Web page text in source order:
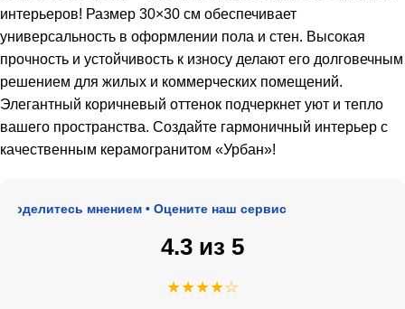
интерьеров! Размер 30×30 см обеспечивает
универсальность в оформлении пола и стен. Высокая
прочность и устойчивость к износу делают его долговечным
решением для жилых и коммерческих помещений.
Элегантный коричневый оттенок подчеркнет уют и тепло
вашего пространства. Создайте гармоничный интерьер с
качественным керамогранитом «Урбан»!
мнением • Оцените наш сервис
4.3 из 5
★★★★☆